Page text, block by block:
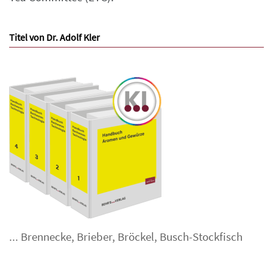
Titel von Dr. Adolf Kler
... Brennecke, Brieber, Bröckel, Busch-Stockfisch